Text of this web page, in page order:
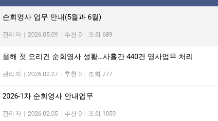
순회영사 업무 안내(5월과 6월)
관리자 | 2026.05.09 | 추천 0 | 조회 689
올해 첫 오리건 순회영사 성황…사흘간 440건 영사업무 처리
관리자 | 2026.02.27 | 추천 0 | 조회 777
2026-1차 순회영사 안내업무
관리자 | 2026.02.05 | 추천 0 | 조회 1059